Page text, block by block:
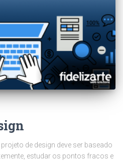
de design deve ser baseado
estudar os pontos fracos e